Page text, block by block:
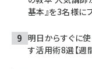
基本』を3名様に
明日からすぐに
す活用術8選【週